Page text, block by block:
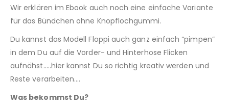
Wir erklären im Ebook auch noch eine einfache Variante
für das Bündchen ohne Knopflochgummi.
Du kannst das Modell Floppi auch ganz einfach “pimpen”
in dem Du auf die Vorder- und Hinterhose Flicken
aufnähst…..hier kannst Du so richtig kreativ werden und
Reste verarbeiten….
Was bekommst Du?